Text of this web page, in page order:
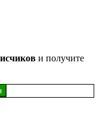
и получите